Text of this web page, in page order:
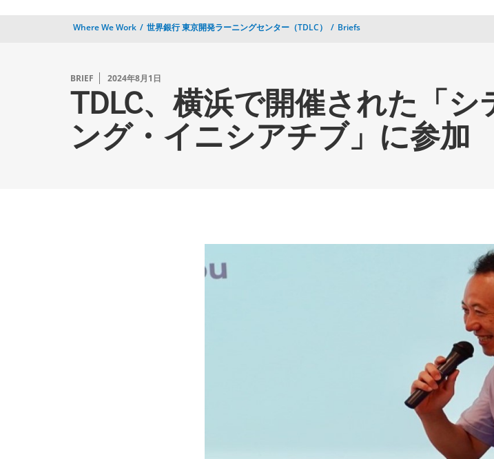
Where We Work 世界銀行 東京開発ラーニングセンター（TDLC） Briefs
BRIEF 2024年8月1日
TDLC、横浜で開催された「
ング・イニシアチブ」に参加